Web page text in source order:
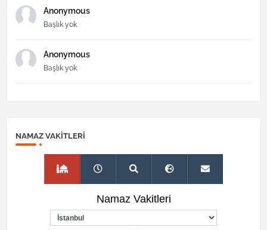
Anonymous
Başlık yok
Anonymous
Başlık yok
NAMAZ VAKITLERI